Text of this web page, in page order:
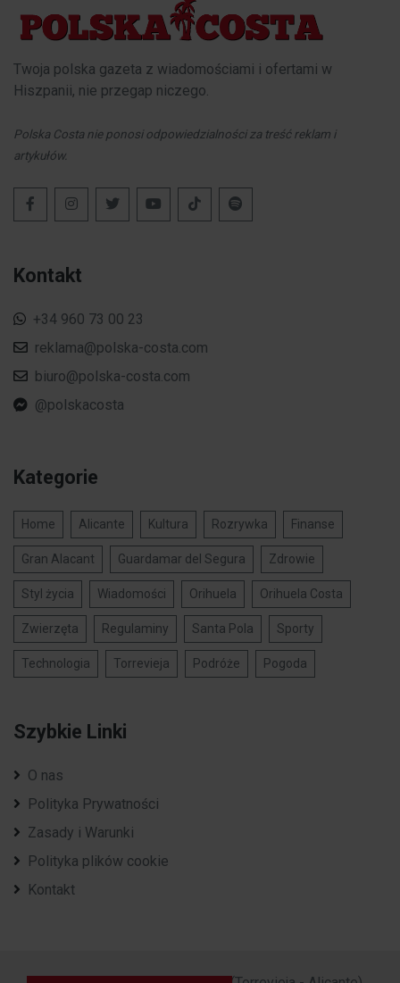
Twoja polska gazeta z wiadomościami i ofertami w
Hiszpanii, nie przegap niczego.
Polska Costa nie ponosi odpowiedzialności za treść reklam i
artykułów.
Kontakt
+34 960 73 00 23
reklama@polska-costa.com
biuro@polska-costa.com
@polskacosta
Kategorie
Home Alicante Kultura Rozrywka Finanse
Gran Alacant Guardamar del Segura Zdrowie
Styl życia Wiadomości Orihuela Orihuela Costa
Zwierzęta Regulaminy Santa Pola Sporty
Technologia Torrevieja Podróże Pogoda
Szybkie Linki
O nas
Polityka Prywatności
Zasady i Warunki
Polityka plików cookie
Kontakt